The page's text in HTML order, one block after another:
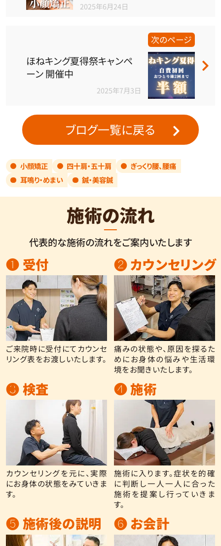
2025年6月24日
次のページ
ほねキング夏得祭キャンペ
ーン 開催中
2025年7月3日
ブログ一覧に戻る
小顔矯正 四十肩・五十肩
ぎっくり腰、腰痛
耳鳴り・めまい
鍼・美容鍼
施術の流れ
代表的な施術の流れをご案内いたします
❶ 受付
ご来院時に受付にてカウンセ
リング表をお渡しいたします。
❷ カウンセリング
痛みの状態や、原因を探るた
めにお身体の悩みや生活環
境をお聞きいたします。
❸ 検査
カウンセリングを元に、実際
にお身体の状態をみていきま
す。
❹ 施術
施術に入ります。症状を的確
に判断し一人一人に合った
施術を提案し行っていきま
す。
❺ 施術後の説明 ❻ お会計